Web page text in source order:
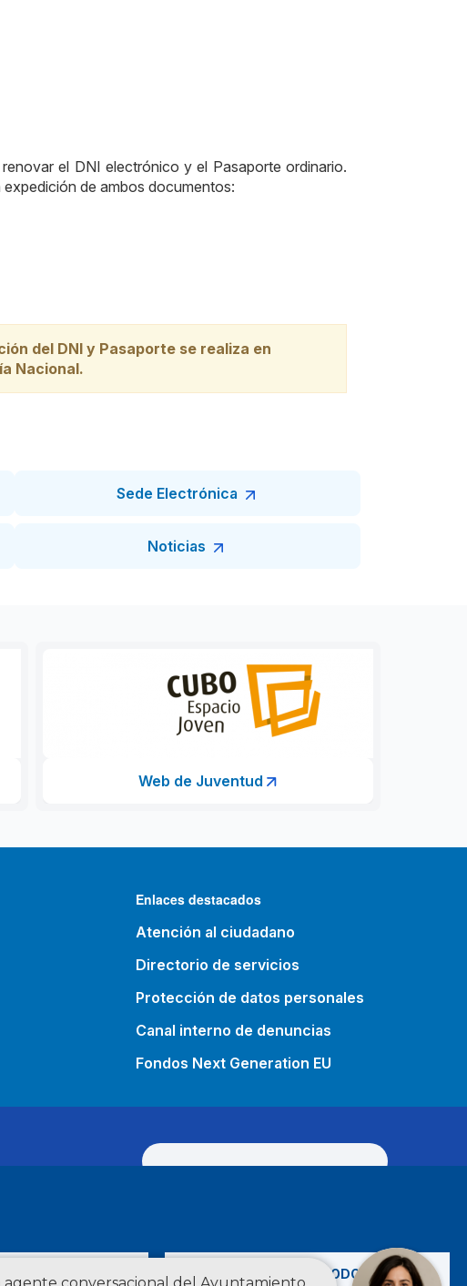
el DNI electrónico y el Pasaporte ordinario.
de ambos documentos:
del DNI y Pasaporte se realiza en
Nacional.
Sede Electrónica
Noticias
Web de Juventud
Enlaces destacados
Atención al ciudadano
Directorio de servicios
Protección de datos personales
Canal interno de denuncias
Fondos Next Generation EU
TODO ACEPTAR TODO